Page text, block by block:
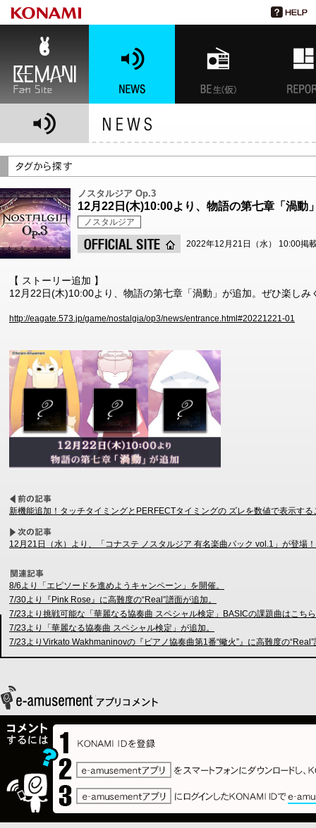
ノスタルジア Op.3
12月22日(木)10:00より、物語の第七章「渦動
ノスタルジア
2022年12月21日（水） 10:00掲
【 ストーリー追加 】
12月22日(木)10:00より、物語の第七章「渦動」が追加。ぜひ楽しみ
http://eagate.573.jp/game/nostalgia/op3/news/entrance.html#20221221-01
新機能追加！タッチタイミングとPERFECTタイミングの ズレを数値で表示す
12月21日（水）より、「コナステ ノスタルジア 有名楽曲パック vol.1」が登場！
8/6より「エピソードを進めようキャンペーン」を開催。
7/30より『Pink Rose』に高難度の“Real”譜面が追加。
7/23より挑戦可能な「華麗なる協奏曲 スペシャル検定」BASICの課題曲はこち
7/23より「華麗なる協奏曲 スペシャル検定」が追加。
7/23よりVirkato Wakhmaninovの『ピアノ協奏曲第1番“蠍火”』に高難度の